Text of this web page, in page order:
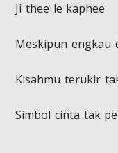
Ji thee le kaphee
Meskipun engkau
Kisahmu terukir
Simbol cinta tak